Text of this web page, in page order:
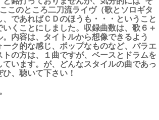
このところ二刀流ライヴ（歌とソロギタ
であればＣＤのほうも・・・ということ
くことにしました。収録曲数は、歌６＋
内容は、タイトルから想像できるよう
ク的な感じ、ポップなものなど、バラエ
の方は、１曲ですが、ベースとドラムを
います。が、どんなスタイルの曲であっ
、聴いて下さい！